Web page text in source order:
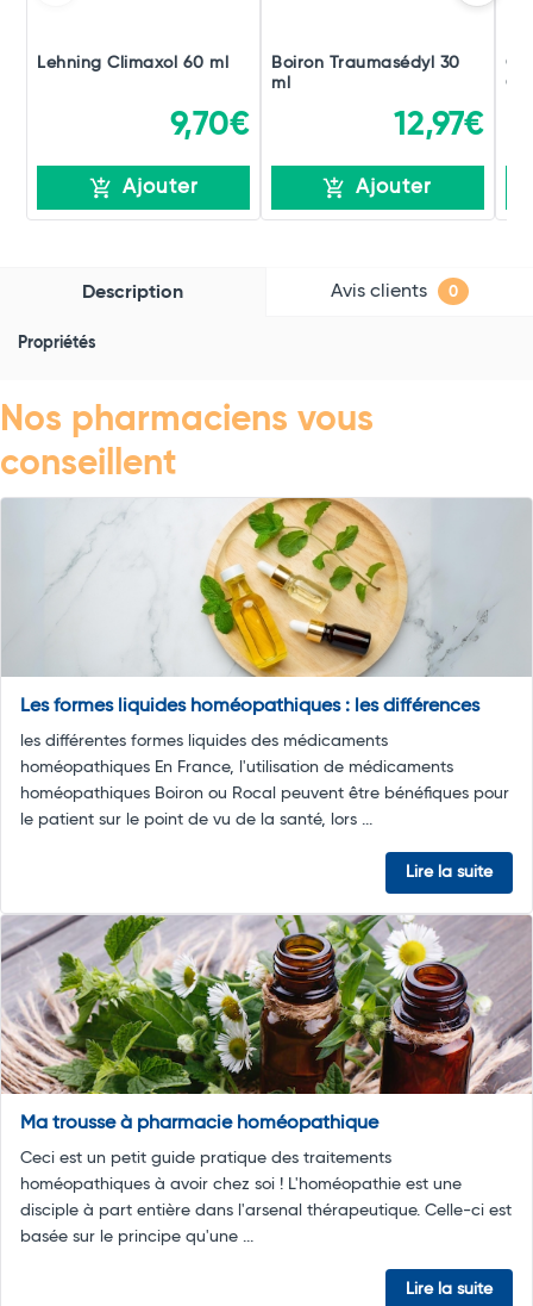
Lehning Climaxol 60 ml
9,70€
Ajouter
Boiron Traumasédyl 30
ml
12,97€
Ajouter
Description Avis clients 0
Propriétés
Nos pharmaciens vous
conseillent
Les formes liquides homéopathiques : les différences
les différentes formes liquides des médicaments
homéopathiques En France, l'utilisation de médicaments
homéopathiques Boiron ou Rocal peuvent être bénéfiques pour
le patient sur le point de vu de la santé, lors ...
Lire la suite
Ma trousse à pharmacie homéopathique
Ceci est un petit guide pratique des traitements
homéopathiques à avoir chez soi ! L'homéopathie est une
disciple à part entière dans l'arsenal thérapeutique. Celle-ci est
basée sur le principe qu'une ...
Lire la suite